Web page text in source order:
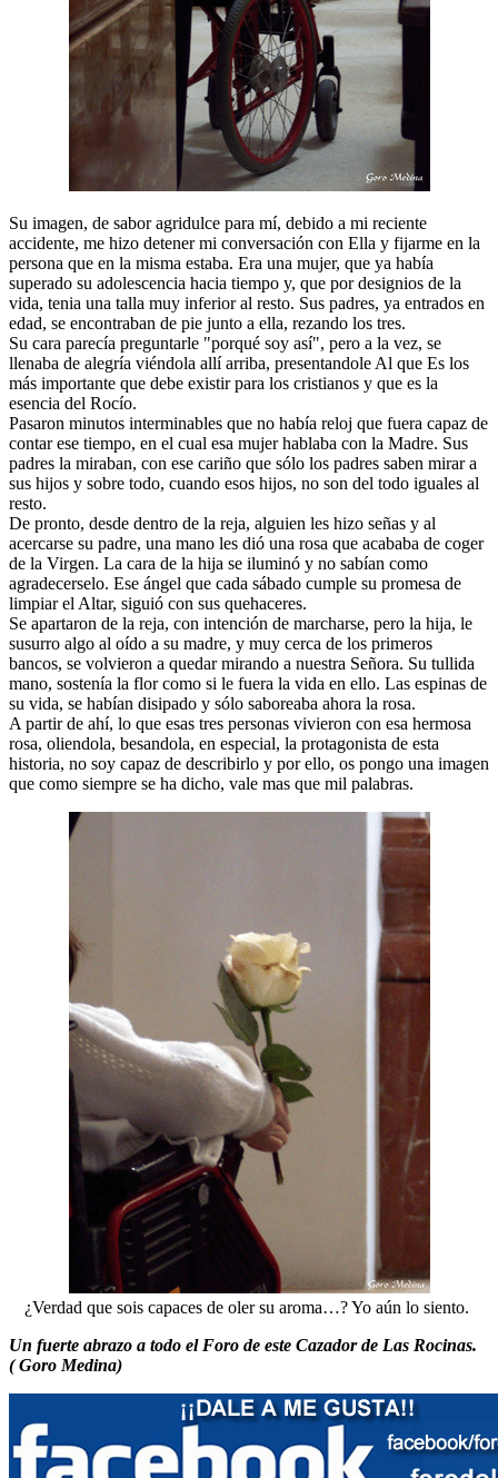
Su imagen, de sabor agridulce para mí, debido a mi reciente
accidente, me hizo detener mi conversación con Ella y fijarme en la
persona que en la misma estaba. Era una mujer, que ya había
superado su adolescencia hacia tiempo y, que por designios de la
vida, tenia una talla muy inferior al resto. Sus padres, ya entrados en
edad, se encontraban de pie junto a ella, rezando los tres.
Su cara parecía preguntarle "porqué soy así", pero a la vez, se
llenaba de alegría viéndola allí arriba, presentandole Al que Es los
más importante que debe existir para los cristianos y que es la
esencia del Rocío.
Pasaron minutos interminables que no había reloj que fuera capaz de
contar ese tiempo, en el cual esa mujer hablaba con la Madre. Sus
padres la miraban, con ese cariño que sólo los padres saben mirar a
sus hijos y sobre todo, cuando esos hijos, no son del todo iguales al
resto.
De pronto, desde dentro de la reja, alguien les hizo señas y al
acercarse su padre, una mano les dió una rosa que acababa de coger
de la Virgen. La cara de la hija se iluminó y no sabían como
agradecerselo. Ese ángel que cada sábado cumple su promesa de
limpiar el Altar, siguió con sus quehaceres.
Se apartaron de la reja, con intención de marcharse, pero la hija, le
susurro algo al oído a su madre, y muy cerca de los primeros
bancos, se volvieron a quedar mirando a nuestra Señora. Su tullida
mano, sostenía la flor como si le fuera la vida en ello. Las espinas de
su vida, se habían disipado y sólo saboreaba ahora la rosa.
A partir de ahí, lo que esas tres personas vivieron con esa hermosa
rosa, oliendola, besandola, en especial, la protagonista de esta
historia, no soy capaz de describirlo y por ello, os pongo una imagen
que como siempre se ha dicho, vale mas que mil palabras.
¿Verdad que sois capaces de oler su aroma…? Yo aún lo siento.
Un fuerte abrazo a todo el Foro de este Cazador de Las Rocinas.
( Goro Medina)